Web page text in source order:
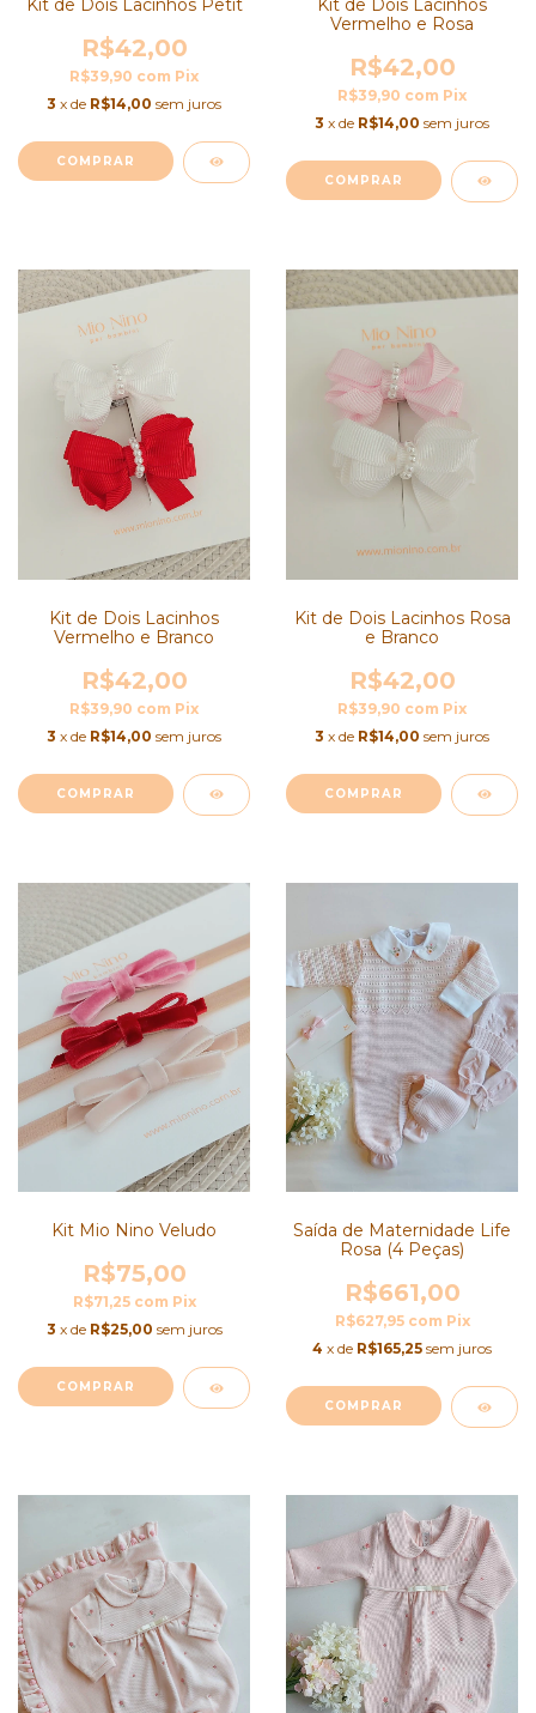
Kit de Dois Lacinhos Petit
R$42,00
R$39,90 com Pix
3 x de R$14,00 sem juros
COMPRAR
Kit de Dois Lacinhos
Vermelho e Rosa
R$42,00
R$39,90 com Pix
3 x de R$14,00 sem juros
COMPRAR
Kit de Dois Lacinhos
Vermelho e Branco
R$42,00
R$39,90 com Pix
3 x de R$14,00 sem juros
COMPRAR
Kit de Dois Lacinhos Rosa
e Branco
R$42,00
R$39,90 com Pix
3 x de R$14,00 sem juros
COMPRAR
Kit Mio Nino Veludo
R$75,00
R$71,25 com Pix
3 x de R$25,00 sem juros
Saída de Maternidade Life
Rosa (4 Peças)
R$661,00
R$627,95 com Pix
4 x de R$165,25 sem juros
COMPRAR